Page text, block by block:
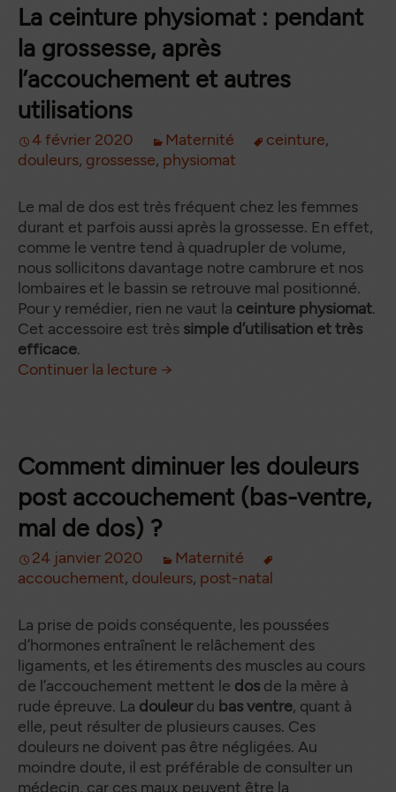
La ceinture physiomat : pendant
la grossesse, après
l’accouchement et autres
utilisations
4 février 2020 Maternité ceinture,
douleurs, grossesse, physiomat
Le mal de dos est très fréquent chez les femmes
durant et parfois aussi après la grossesse. En effet,
comme le ventre tend à quadrupler de volume,
nous sollicitons davantage notre cambrure et nos
lombaires et le bassin se retrouve mal positionné.
Pour y remédier, rien ne vaut la ceinture physiomat.
Cet accessoire est très simple d’utilisation et très
efficace.
Continuer la lecture de
→
Comment diminuer les douleurs
post accouchement (bas-ventre,
mal de dos) ?
24 janvier 2020
Maternité
accouchement, douleurs, post-natal
La prise de poids conséquente, les poussées
d’hormones entraînent le relâchement des
ligaments, et les étirements des muscles au cours
de l’accouchement mettent le dos de la mère à
rude épreuve. La douleurdu bas ventre, quant à
elle, peut résulter de plusieurs causes. Ces
douleurs ne doivent pas être négligées. Au
moindre doute, il est préférable de consulter un
médecin, car ces maux peuvent être la